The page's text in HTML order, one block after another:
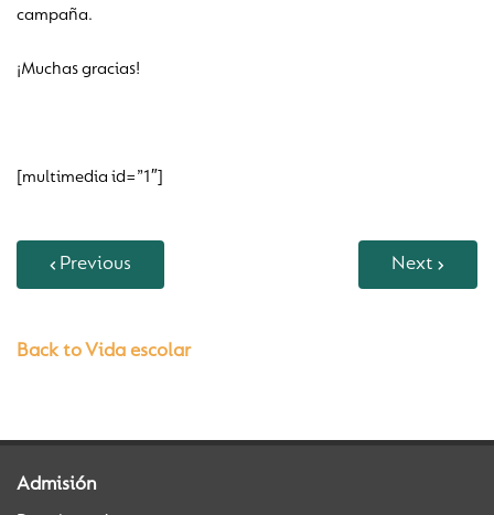
campaña.
¡Muchas gracias!
[multimedia id=”1″]
Previous Next
Back to Vida escolar
Admisión